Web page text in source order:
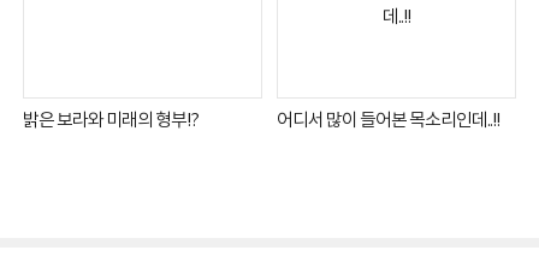
밝은 보라와 미래의 형부!? 어디서 많이 들어본 목소리인데..!!